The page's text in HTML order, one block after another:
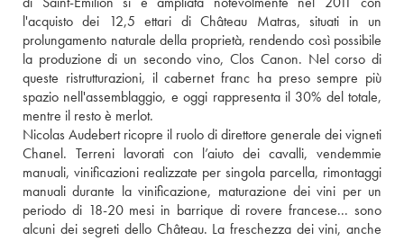
l'acquisto dei 12,5 ettari di Château Matras, situati in un
prolungamento naturale della proprietà, rendendo così possibile
la produzione di un secondo vino, Clos Canon. Nel corso di
queste ristrutturazioni, il cabernet franc ha preso sempre più
spazio nell'assemblaggio, e oggi rappresenta il 30% del totale,
mentre il resto è merlot.
Nicolas Audebert ricopre il ruolo di direttore generale dei vigneti
Chanel. Terreni lavorati con l’aiuto dei cavalli, vendemmie
manuali, vinificazioni realizzate per singola parcella, rimontaggi
manuali durante la vinificazione, maturazione dei vini per un
periodo di 18-20 mesi in barrique di rovere francese... sono
alcuni dei segreti dello Château. La freschezza dei vini, anche